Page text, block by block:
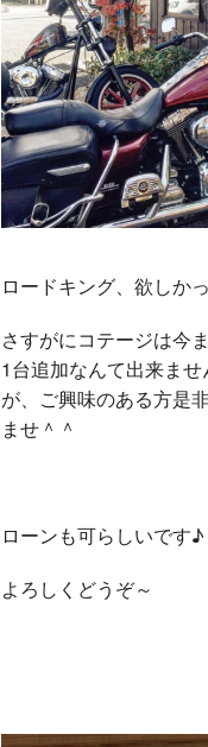
ロードキング、欲しか
さすがにコテージは今
1台追加なんて出来ま
が、ご興味のある方是
ませ＾＾
ローンも可らしいです♪
よろしくどうぞ～